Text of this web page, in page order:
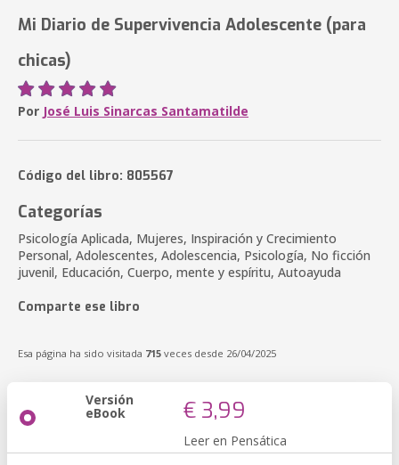
Mi Diario de Supervivencia Adolescente (para
chicas)
Por José Luis Sinarcas Santamatilde
Código del libro: 805567
Categorías
Psicología Aplicada, Mujeres, Inspiración y Crecimiento
Personal, Adolescentes, Adolescencia, Psicología, No ficción
juvenil, Educación, Cuerpo, mente y espíritu, Autoayuda
Comparte ese libro
Esa página ha sido visitada 715 veces desde 26/04/2025
Versión
eBook € 3,99
Leer en Pensática